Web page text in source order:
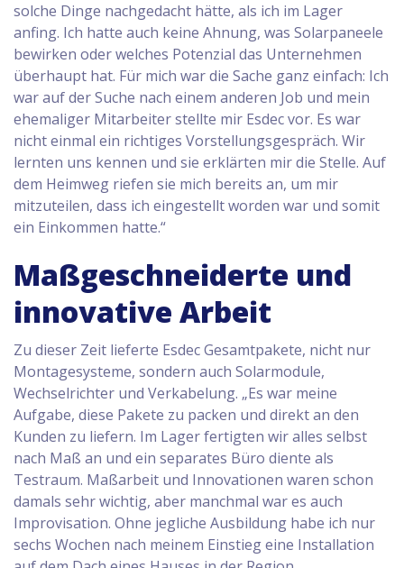
solche Dinge nachgedacht hätte, als ich im Lager
anfing. Ich hatte auch keine Ahnung, was Solarpaneele
bewirken oder welches Potenzial das Unternehmen
überhaupt hat. Für mich war die Sache ganz einfach: Ich
war auf der Suche nach einem anderen Job und mein
ehemaliger Mitarbeiter stellte mir Esdec vor. Es war
nicht einmal ein richtiges Vorstellungsgespräch. Wir
lernten uns kennen und sie erklärten mir die Stelle. Auf
dem Heimweg riefen sie mich bereits an, um mir
mitzuteilen, dass ich eingestellt worden war und somit
ein Einkommen hatte.“
Maßgeschneiderte und
innovative Arbeit
Zu dieser Zeit lieferte Esdec Gesamtpakete, nicht nur
Montagesysteme, sondern auch Solarmodule,
Wechselrichter und Verkabelung. „Es war meine
Aufgabe, diese Pakete zu packen und direkt an den
Kunden zu liefern. Im Lager fertigten wir alles selbst
nach Maß an und ein separates Büro diente als
Testraum. Maßarbeit und Innovationen waren schon
damals sehr wichtig, aber manchmal war es auch
Improvisation. Ohne jegliche Ausbildung habe ich nur
sechs Wochen nach meinem Einstieg eine Installation